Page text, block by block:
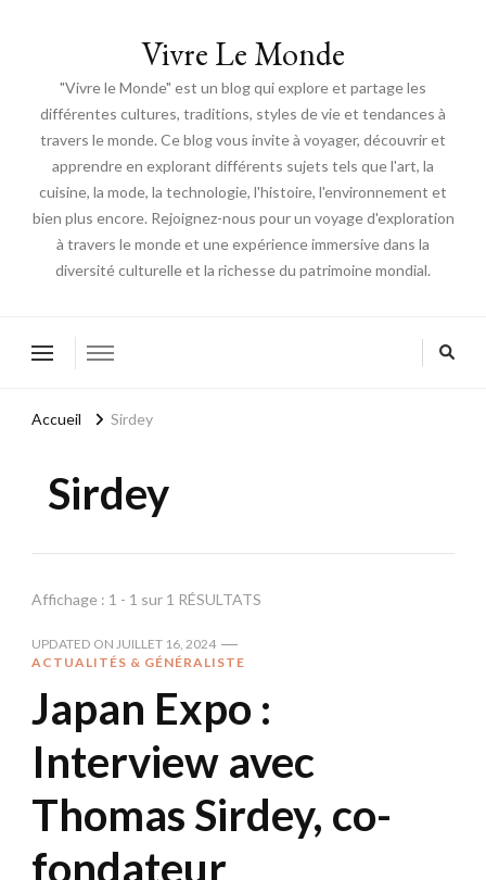
Vivre Le Monde
"Vivre le Monde" est un blog qui explore et partage les
différentes cultures, traditions, styles de vie et tendances à
travers le monde. Ce blog vous invite à voyager, découvrir et
apprendre en explorant différents sujets tels que l'art, la
cuisine, la mode, la technologie, l'histoire, l'environnement et
bien plus encore. Rejoignez-nous pour un voyage d'exploration
à travers le monde et une expérience immersive dans la
diversité culturelle et la richesse du patrimoine mondial.
Accueil Sirdey
Sirdey
Affichage : 1 - 1 sur 1 RÉSULTATS
UPDATED ON JUILLET 16, 2024
ACTUALITÉS & GÉNÉRALISTE
Japan Expo :
Interview avec
Thomas Sirdey, co-
fondateur